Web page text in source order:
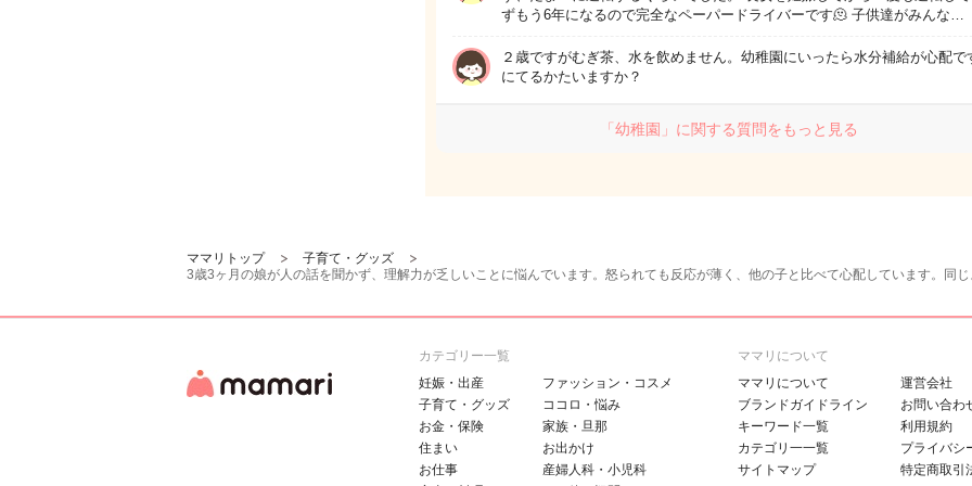
ずもう6年になるので完全なペーパードライバーです🫠 子供達がみんな…
２歳ですがむぎ茶、水を飲めません。幼稚園にいったら水分補給が心配で
にてるかたいますか？
「幼稚園」に関する質問をもっと見る
ママリトップ
子育て・グッズ
3歳3ヶ月の娘が人の話を聞かず、理解力が乏しいことに悩んでいます。怒られても反応が薄く、他の子と比べて心配しています。同
カテゴリー一覧
妊娠・出産
子育て・グッズ
お金・保険
住まい
お仕事
ファッション・コスメ
ココロ・悩み
家族・旦那
お出かけ
産婦人科・小児科
ママリについて
ママリについて
ブランドガイドライン
キーワード一覧
カテゴリ一一覧
サイトマップ
運営会社
お問い合わ
利用規約
プライバシ
特定商取引